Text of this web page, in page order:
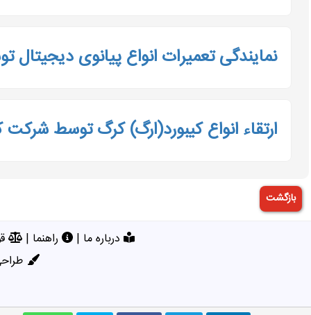
نمایندگی تعمیرات انواع پیانوی
ارتقاء‌ انواع کیبورد(ارگ) کرگ توسط
درباره ما | راهنما |